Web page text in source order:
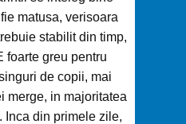
matusa, verisoara
stabilit din timp,
foarte greu pentru
de copii, mai
merge, in majoritatea
Inca din primele zile,